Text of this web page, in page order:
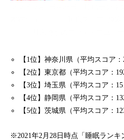
【1位】神奈川県（平均スコア：
【2位】東京都（平均スコア：
【3位】埼玉県（平均スコア：
【4位】静岡県（平均スコア：
【5位】茨城県（平均スコア：
※2021年2月28日時点「睡眠ランキ